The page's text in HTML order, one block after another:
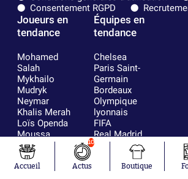
Consentement RGPD
Joueurs en
tendance
Mohamed
Salah
Mykhailo
Mudryk
Neymar
Khalis Merah
Loïs Openda
Moussa
Niakhaté
Nicolás
Tagliafico
Équipes en
tendance
Chelsea
Paris Saint-
Germain
Bordeaux
Olympique
lyonnais
FIFA
Real Madrid
RC Strasbourg
Accueil
10
Actus Boutique